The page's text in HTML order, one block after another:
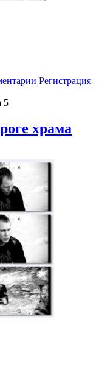
Регистрация
5
храма